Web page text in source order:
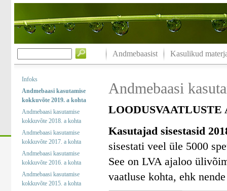
Andmebaasist Kasulikud
Infoks
Andmebaasi kasutamise
kokkuvõte 2019. a kohta
Andmebaasi kasutamise
kokkuvõte 2018. a kohta
Andmebaasi kasutamise
kokkuvõte 2017. a kohta
Andmebaasi kasutamise
kokkuvõte 2016. a kohta
Andmebaasi kasutamise
kokkuvõte 2015. a kohta
Andmebaasi
Kasutajad sisestasid
sisestati veel üle 5000
See on LVA ajaloo
vaatluse kohta, ehk